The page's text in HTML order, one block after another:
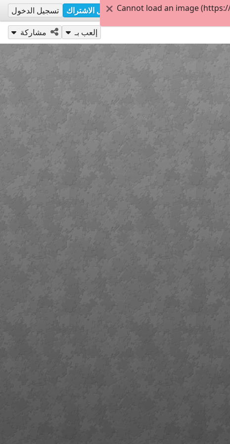
تسجيل الاشتراك تسجيل الدخول
إلعب بـ مشاركة
Cannot load an image